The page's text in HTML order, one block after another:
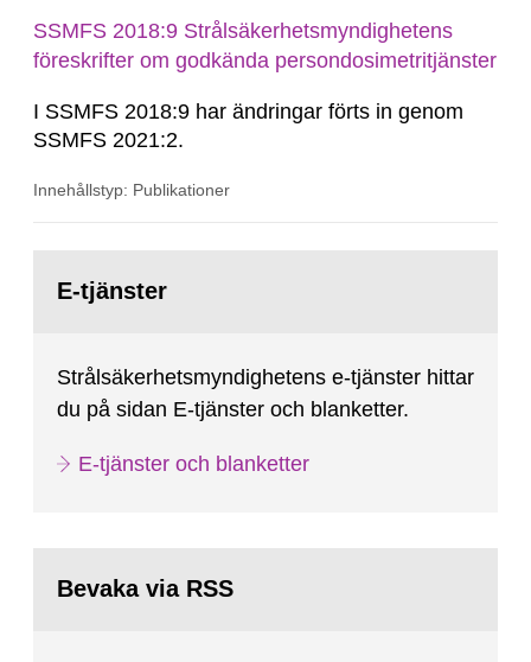
SSMFS 2018:9 Strålsäkerhetsmyndighetens
föreskrifter om godkända persondosimetritjänster
I SSMFS 2018:9 har ändringar förts in genom
SSMFS 2021:2.
Innehållstyp: Publikationer
sida:E-tjänster
Strålsäkerhetsmyndighetens e-tjänster hittar
du på sidan E-tjänster och blanketter.
E-tjänster och blanketter
Bevaka via RSS